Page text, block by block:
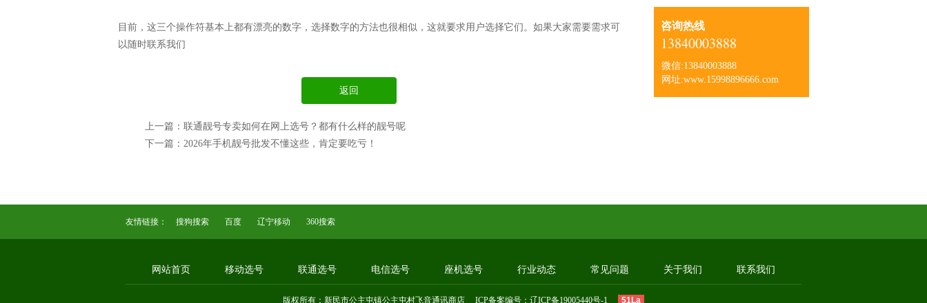
目前，这三个操作符基本上都有漂亮的数字，选择数字的方法也很相似，这就要求用户选择它们。如果大家需要需求可
以随时联系我们
返回
上一篇：联通靓号专卖如何在网上选号？都有什么样的靓号呢
下一篇：2026年手机靓号批发不懂这些，肯定要吃亏！
咨询热线
13840003888
微信:13840003888
网址:www.15998896666.com
友情链接： 搜狗搜索 百度 辽宁移动 360搜索
网站首页 移动选号 联通选号 电信选号 座机选号 行业动态 常见问题 关于我们 联系我们
版权所有：新民市公主屯镇公主屯村飞音通讯商店 ICP备案编号： 辽ICP备19005440号-1 51La